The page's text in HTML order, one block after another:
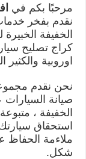
مرحبًا بكم في
نقدم بفخر
الخفيفة
كراج تصليح
اوروبية والكثير
نحن نقدم
صيانة السيارات
الخفيفة ،
استحقاق
ملاءمة
شكل.